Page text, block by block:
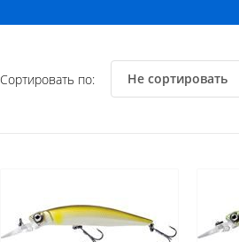
Сортировать по: Не сортировать